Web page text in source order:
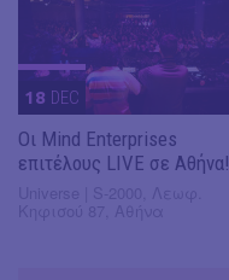
18 DEC
Οι Mind Enterprises
επιτέλους LIVE σε Αθήνα!